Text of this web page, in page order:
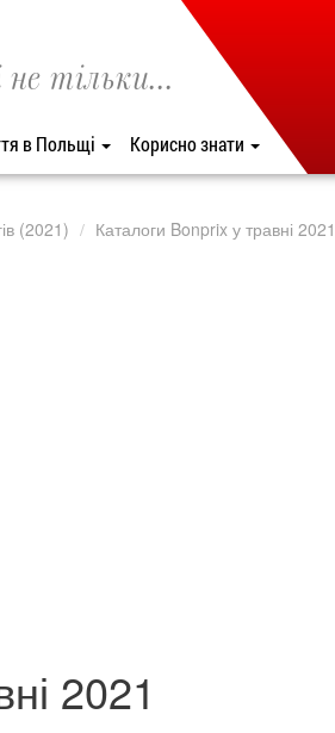
не тільки...
в Польщі Корисно знати
(2021) Каталоги Bonprix у травні 2021
2021